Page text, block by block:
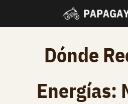
Dónde
Energías: